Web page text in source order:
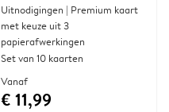
Uitnodigingen | Premium kaart
met keuze uit 3
papierafwerkingen
Set van 10 kaarten
Vanaf
€ 11,99